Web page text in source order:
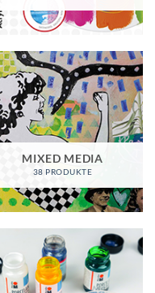
MIXED MEDIA
38 PRODUKTE